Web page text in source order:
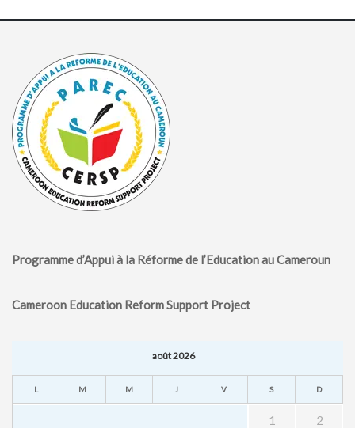
Programme d’Appui à la Réforme de l’Education au Cameroun
Cameroon Education Reform Support Project
août 2026
L M M J V S D
1 2